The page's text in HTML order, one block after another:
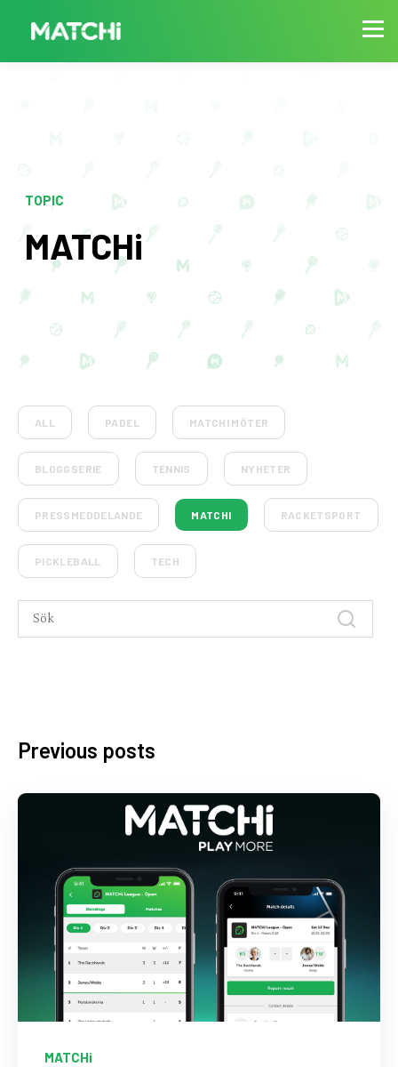
TOPIC
MATCHi
ALL PADEL MATCHI MÖTER
BLOGGSERIE TENNIS NYHETER
PRESSMEDDELANDE MATCHI RACKETSPORT
PICKLEBALL TECH
Previous posts
MATCHi